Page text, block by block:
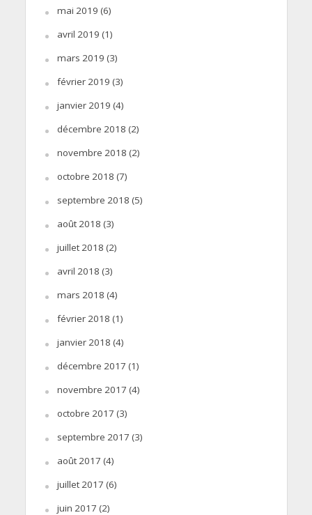
mai 2019 (6)
avril 2019 (1)
mars 2019 (3)
février 2019 (3)
janvier 2019 (4)
décembre 2018 (2)
novembre 2018 (2)
octobre 2018 (7)
septembre 2018 (5)
août 2018 (3)
juillet 2018 (2)
avril 2018 (3)
mars 2018 (4)
février 2018 (1)
janvier 2018 (4)
décembre 2017 (1)
novembre 2017 (4)
octobre 2017 (3)
septembre 2017 (3)
août 2017 (4)
juillet 2017 (6)
juin 2017 (2)